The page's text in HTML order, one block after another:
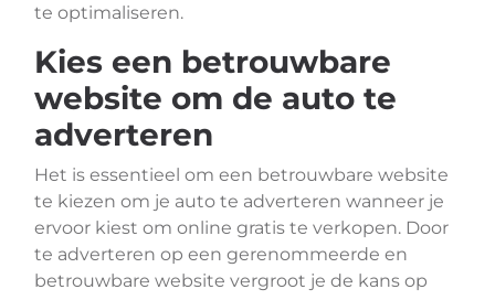
te optimaliseren.
Kies een betrouwbare
website om de auto te
adverteren
Het is essentieel om een betrouwbare website
te kiezen om je auto te adverteren wanneer je
ervoor kiest om online gratis te verkopen. Door
te adverteren op een gerenommeerde en
betrouwbare website vergroot je de kans op